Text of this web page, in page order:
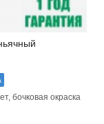
бочковая окраска